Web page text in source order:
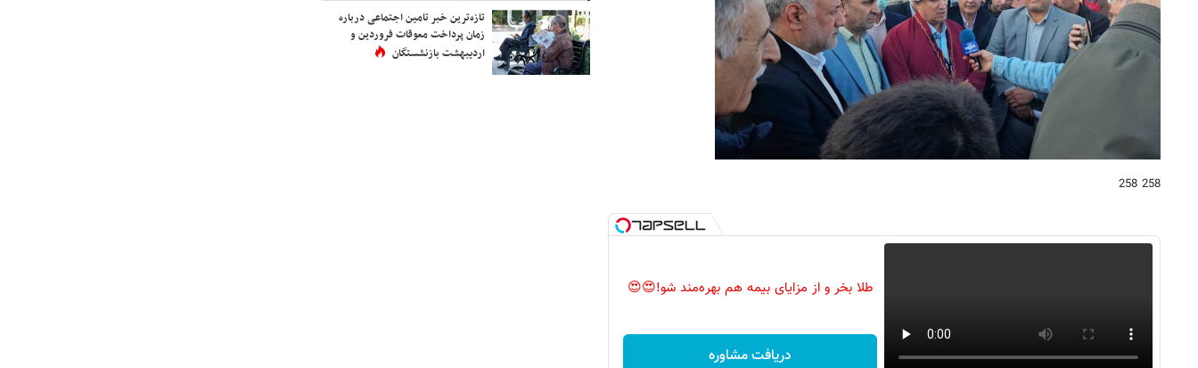
258 258
طلا بخر و از مزایای بیمه هم بهره‌مند شو!😍😍
دریافت مشاوره
تازه‌ترین خبر تامین اجتماعی درباره
زمان پرداخت معوقات فروردین و
اردیبهشت بازنشستگان